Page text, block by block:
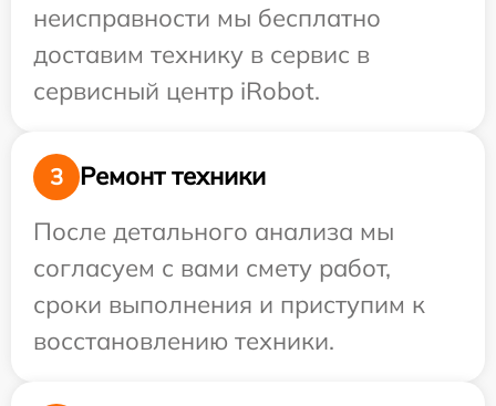
неисправности мы бесплатно
доставим технику в сервис в
сервисный центр iRobot.
3
Ремонт техники
После детального анализа мы
согласуем с вами смету работ,
сроки выполнения и приступим к
восстановлению техники.